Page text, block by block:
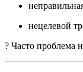
нецелевой
? Часто проблема